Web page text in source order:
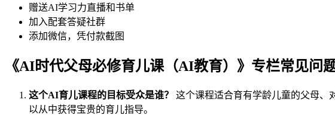
赠送AI学习力直播和书单
加入配套答疑社群
添加微信，凭付款截图
《AI时代父母必修育儿课（AI教育）》专栏常见问
这个AI育儿课程的目标受众是谁？
这个课程适合育有学龄儿童的父母、
以从中获得宝贵的育儿指导。